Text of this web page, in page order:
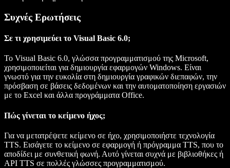
Συχνές Ερωτήσεις
Σε τι χρησιμεύει το Visual Basic 6.0;
Το Visual Basic 6.0, γλώσσα προγραμματισμού της Microsoft,
χρησιμοποιείται για δημιουργία εφαρμογών Windows. Είναι
γνωστό για την ευκολία στη δημιουργία γραφικών διεπαφών, την
πρόσβαση σε βάσεις δεδομένων και την αυτοματοποίηση εργασιών
με το Excel και άλλα προγράμματα Office.
Πώς γίνεται το κείμενο ήχος;
Για να μετατρέψετε κείμενο σε ήχο, χρησιμοποιήστε τεχνολογία
TTS. Εισάγετε το κείμενο σε εφαρμογή ή πρόγραμμα TTS, που το
αποδίδει με συνθετική φωνή. Αυτό γίνεται συχνά με βιβλιοθήκες ή
API TTS σε πολλές γλώσσες προγραμματισμού.